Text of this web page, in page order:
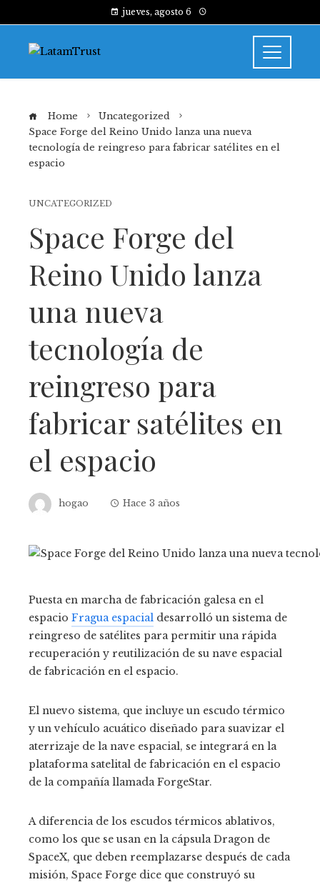
jueves, agosto 6
Home
Uncategorized
Space Forge del Reino Unido lanza una nueva
tecnología de reingreso para fabricar satélites en el
espacio
UNCATEGORIZED
Space Forge del
Reino Unido lanza
una nueva
tecnología de
reingreso para
fabricar satélites en
el espacio
hogao Hace 3 años
Puesta en marcha de fabricación galesa en el
espacio Fragua espacial desarrolló un sistema de
reingreso de satélites para permitir una rápida
recuperación y reutilización de su nave espacial
de fabricación en el espacio.
El nuevo sistema, que incluye un escudo térmico
y un vehículo acuático diseñado para suavizar el
aterrizaje de la nave espacial, se integrará en la
plataforma satelital de fabricación en el espacio
de la compañía llamada ForgeStar.
A diferencia de los escudos térmicos ablativos,
como los que se usan en la cápsula Dragon de
SpaceX, que deben reemplazarse después de cada
misión, Space Forge dice que construyó su